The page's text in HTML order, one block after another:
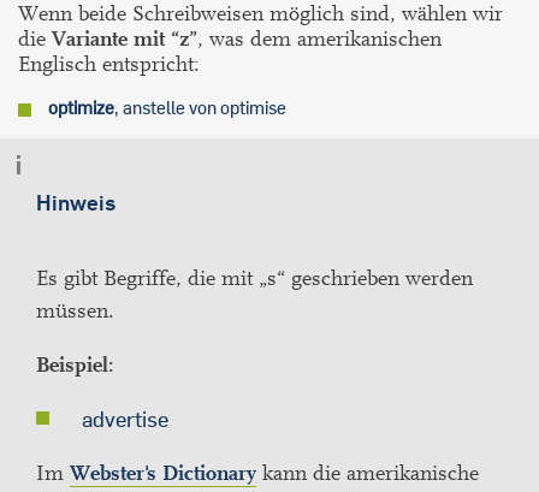
Wenn beide Schreibweisen möglich sind, wählen wir
dieVariante mit “z”, was dem amerikanischen
Englisch entspricht:
optimize, anstelle von optimise
Hinweis
Es gibt Begriffe, die mit „s“ geschrieben werden
müssen.
Beispiel:
advertise
ImWebster's Dictionary kann die amerikanische